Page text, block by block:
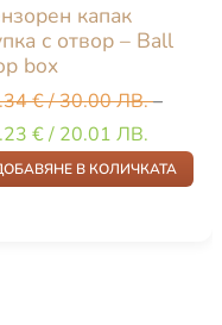
капак
с отвор – Ball
box
€/ 30.00 ЛВ.–
€/ 20.01 ЛВ.
В КОЛИЧКАТА